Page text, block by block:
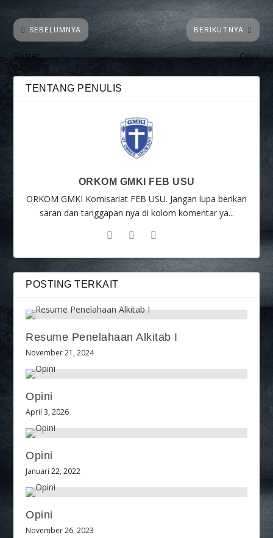
SEBELUMNYA
Poster
BERIKUTNYA
Opini
TENTANG PENULIS
ORKOM GMKI FEB USU
ORKOM GMKI Komisariat FEB USU. Jangan lupa berikan
saran dan tanggapan nya di kolom komentar ya...
POSTING TERKAIT
Resume Penelahaan Alkitab I
November 21, 2024
Opini
April 3, 2026
Opini
Januari 22, 2022
Opini
November 26, 2023